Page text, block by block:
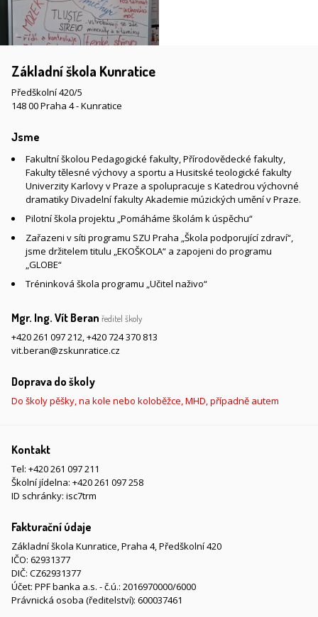
Základní škola Kunratice
Předškolní 420/5
148 00 Praha 4 - Kunratice
Jsme
Fakultní školou Pedagogické fakulty, Přírodovědecké fakulty,
Fakulty tělesné výchovy a sportu a Husitské teologické fakulty
Univerzity Karlovy v Praze a spolupracuje s Katedrou výchovné
dramatiky Divadelní fakulty Akademie múzických umění v Praze.
Pilotní škola projektu „Pomáháme školám k úspěchu“
Zařazeni v síti programu SZU Praha „Škola podporující zdraví“,
jsme držitelem titulu „EKOŠKOLA“ a zapojeni do programu
„GLOBE“
Tréninková škola programu „Učitel naživo“
Mgr. Ing. Vít Beran ředitel školy
+420 261 097 212,+420 724 370 813
vit.beran@zskunratice.cz
Doprava do školy
Do školy pěšky, na kole nebo koloběžce, MHD, případně autem
Kontakt
Tel: +420 261 097 211
Školní jídelna: +420 261 097 258
ID schránky: isc7trm
Fakturační údaje
Základní škola Kunratice, Praha 4, Předškolní 420
IČO: 62931377
DIČ: CZ62931377
Účet: PPF banka a.s. - č.ú.: 2016970000/6000
Právnická osoba (ředitelství): 600037461